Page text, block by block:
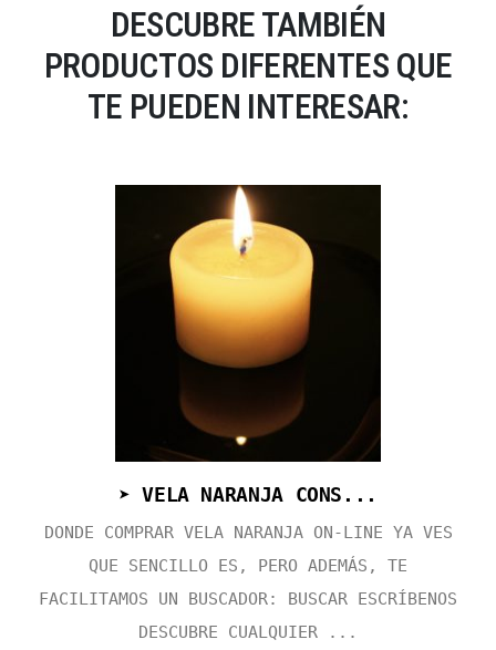
DESCUBRE TAMBIÉN
PRODUCTOS DIFERENTES QUE
TE PUEDEN INTERESAR:
➤ VELA NARANJA CONS...
DONDE COMPRAR VELA NARANJA ON-LINE YA VES
QUE SENCILLO ES, PERO ADEMÁS, TE
FACILITAMOS UN BUSCADOR: BUSCAR ESCRÍBENOS
DESCUBRE CUALQUIER ...